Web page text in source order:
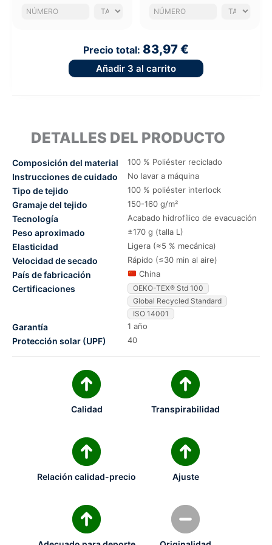
Precio total: 83,97 €
Añadir 3 al carrito
DETALLES DEL PRODUCTO
Composición del material 100 % Poliéster reciclado
Instrucciones de cuidado No lavar a máquina
Tipo de tejido 100 % poliéster interlock
Gramaje del tejido 150-160 g/m²
Tecnología Acabado hidrofílico de evacuación
Peso aproximado ±170 g (talla L)
Elasticidad Ligera (≈5 % mecánica)
Velocidad de secado Rápido (≤30 min al aire)
País de fabricación China
Certificaciones
OEKO-TEX® Std 100
Global Recycled Standard
ISO 14001
Garantía 1 año
Protección solar (UPF) 40
Calidad Transpirabilidad
Relación calidad-precio Ajuste